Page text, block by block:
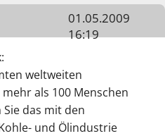
01.05.2009
16:19
weltweiten
als 100 Menschen
das mit den
und Ölindustrie